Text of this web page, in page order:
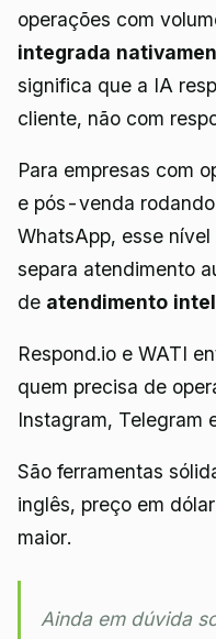
operações com
integrada
significa que a IA
cliente, não com
Para empresas com
e pós-venda
WhatsApp, esse
separa atendimento
de atendimento
Respond.io e WATI
quem precisa de
Instagram, Telegram
São ferramentas
inglês, preço em
maior.
Ainda em dúvida